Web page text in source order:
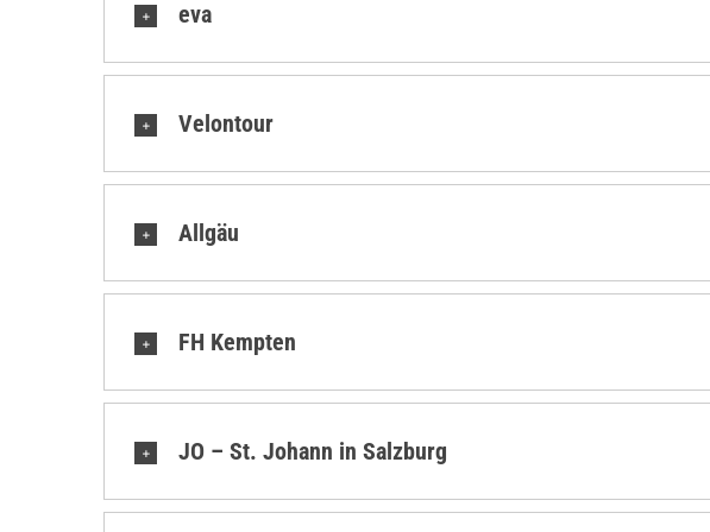
eva
Velontour
Allgäu
FH Kempten
JO – St. Johann in Salzburg